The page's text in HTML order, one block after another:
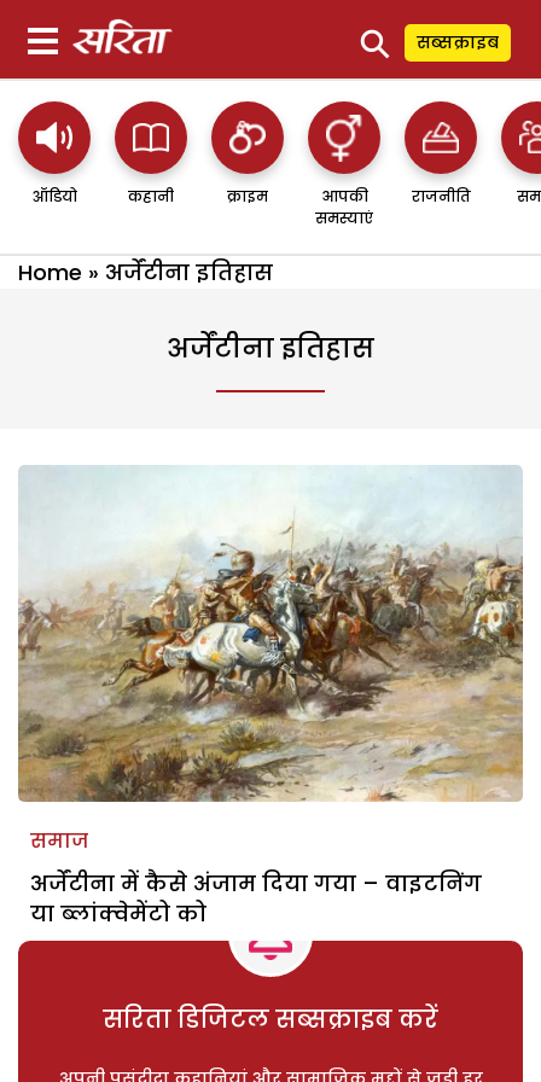
⚲ सब्सक्राइब
ऑडियो कहानी क्राइम
आपकी
समस्याएं
राजनीति
Home » अर्जेंटीना इतिहास
अर्जेंटीना इतिहास
समाज
अर्जेंटीना में कैसे अंजाम दिया गया – वाइटनिंग
या ब्लांक्वेमेंटो को
सरिता डिजिटल सब्सक्राइब करें